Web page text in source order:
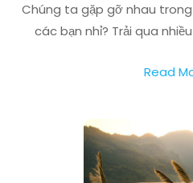
Chúng ta gặp gỡ nhau
các bạn nhỉ? Trải qua
Read